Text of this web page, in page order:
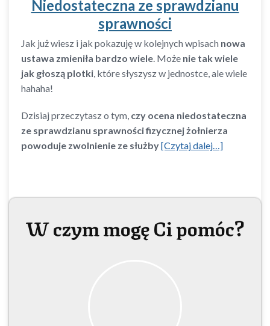
Niedostateczna ze sprawdzianu
sprawności
Jak już wiesz i jak pokazuję w kolejnych wpisach nowa
ustawa zmieniła bardzo wiele . Może nie tak wiele
jak głoszą plotki , które słyszysz w jednostce, ale wiele
hahaha!
Dzisiaj przeczytasz o tym, czy ocena niedostateczna
ze sprawdzianu sprawności fizycznej żołnierza
powoduje zwolnienie ze służby[Czytaj dalej…]
W czym mogę Ci pomóc?